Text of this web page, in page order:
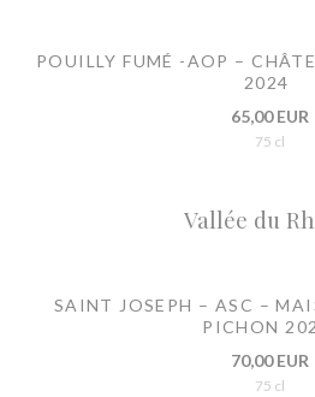
POUILLY FUMÉ -AOP –
2024
65,00 EUR
75 cl
Vallée du
SAINT JOSEPH – ASC –
PICHON
70,00 EUR
75 cl